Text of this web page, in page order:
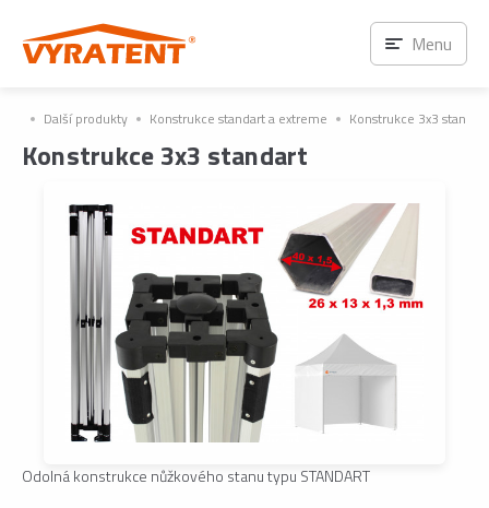
Další produkty Konstrukce standart a extreme Konstrukce 3x3 standart
Konstrukce 3x3 standart
Odolná konstrukce nůžkového stanu typu STANDART
Menu